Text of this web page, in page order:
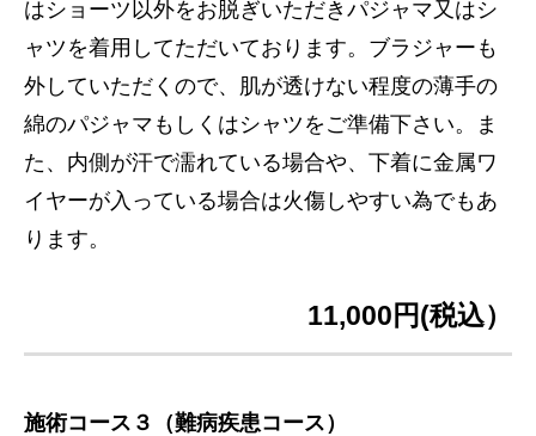
はショーツ以外をお脱ぎいただきパジャマ又はシ
ャツを着用してただいております。ブラジャーも
外していただくので、肌が透けない程度の薄手の
綿のパジャマもしくはシャツをご準備下さい。ま
た、内側が汗で濡れている場合や、下着に金属ワ
イヤーが入っている場合は火傷しやすい為でもあ
ります。
11,000円(税込）
施術コース３（難病疾患コース）